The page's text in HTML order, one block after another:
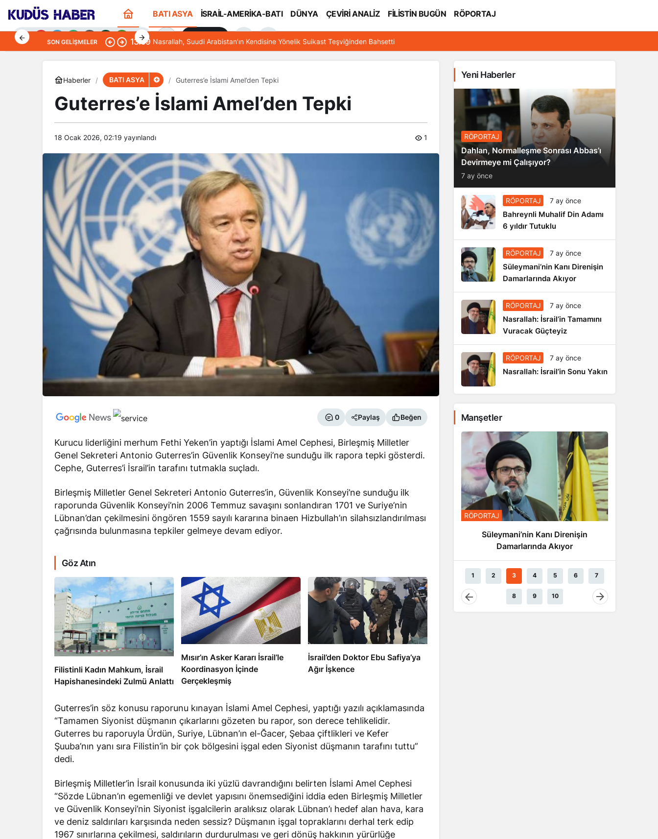
BATI ASYA İSRAİL-AMERİKA-BATI DÜNYA ÇEVİRİ ANALİZ FİLİSTİN BUGÜN RÖPORTAJ
Gündüz Modu
Gece modunu seçin.
Sistem Modu
Sistem modunu seçin.
SON GELIŞMELER 13:09 Nasrallah, Suudi Arabistan’ın Kendisine Yönelik Suikast Teşviğinden Bahsetti
Haberler BATI ASYA Guterres’e İslami Amel’den Tepki
Guterres’e İslami Amel’den Tepki
18 Ocak 2026, 02:19 yayınlandı 1
0 Paylaş Beğen
Kurucu liderliğini merhum Fethi Yeken’in yaptığı İslami Amel Cephesi, Birleşmiş Milletler
Genel Sekreteri Antonio Guterres’in Güvenlik Konseyi’ne sunduğu ilk rapora tepki gösterdi.
Cephe, Guterres’i İsrail’in tarafını tutmakla suçladı.
Birleşmiş Milletler Genel Sekreteri Antonio Guterres’in, Güvenlik Konseyi’ne sunduğu ilk
raporunda Güvenlik Konseyi’nin 2006 Temmuz savaşını sonlandıran 1701 ve Suriye’nin
Lübnan’dan çekilmesini öngören 1559 sayılı kararına binaen Hizbullah’ın silahsızlandırılması
çağrısında bulunmasına tepkiler gelmeye devam ediyor.
Göz Atın
Filistinli Kadın Mahkum, İsrail
Hapishanesindeki Zulmü Anlattı
Mısır’ın Asker Kararı İsrail’le
Koordinasyon İçinde
Gerçekleşmiş
İsrail’den Doktor Ebu Safiya’ya
Ağır İşkence
Guterres’in söz konusu raporunu kınayan İslami Amel Cephesi, yaptığı yazılı açıklamasında
“Tamamen Siyonist düşmanın çıkarlarını gözeten bu rapor, son derece tehlikelidir.
Guterres bu raporuyla Ürdün, Suriye, Lübnan’ın el-Ğacer, Şebaa çiftlikleri ve Kefer
Şuuba’nın yanı sıra Filistin’in bir çok bölgesini işgal eden Siyonist düşmanın tarafını tuttu”
dedi.
Birleşmiş Milletler’in İsrail konusunda iki yüzlü davrandığını belirten İslami Amel Cephesi
“Sözde Lübnan’ın egemenliği ve devlet yapısını önemsediğini iddia eden Birleşmiş Milletler
ve Güvenlik Konseyi’nin Siyonist işgalcilerin aralıksız olarak Lübnan’ı hedef alan hava, kara
ve deniz saldırıları karşısında neden sessiz? Düşmanın işgal topraklarını derhal terk edip
1967 sınırlarına çekilmesi, saldırıların durdurulması ve geri dönüş hakkının yürürlüğe
Yeni Haberler
RÖPORTAJ
Dahlan, Normalleşme Sonrası Abbas’ı
Devirmeye mi Çalışıyor?
7 ay önce
RÖPORTAJ 7 ay önce
Bahreynli Muhalif Din Adamı
6 yıldır Tutuklu
RÖPORTAJ 7 ay önce
Süleymani’nin Kanı Direnişin
Damarlarında Akıyor
RÖPORTAJ 7 ay önce
Nasrallah: İsrail’in Tamamını
Vuracak Güçteyiz
RÖPORTAJ 7 ay önce
Nasrallah: İsrail’in Sonu Yakın
Manşetler
RÖPORTAJ
Dahlan, Normalleşme Sonrası
RÖPORTAJ RÖPORTAJ
Süleymani’nin Kanı Direnişin
Damarlarında Akıyor
1 2 3 4 5 6 7
8 9 10